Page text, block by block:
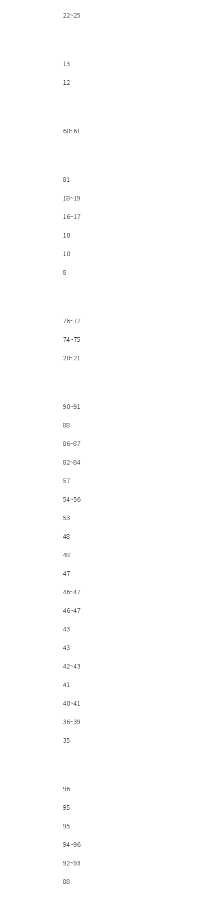
22~25
13
12
60~61
81
18~19
16~17
10
10
8
76~77
74~75
20~21
90~91
88
86~87
82~84
57
54~56
53
48
48
47
46~47
46~47
43
43
42~43
41
40~41
36~39
35
96
95
95
94~96
92~93
88